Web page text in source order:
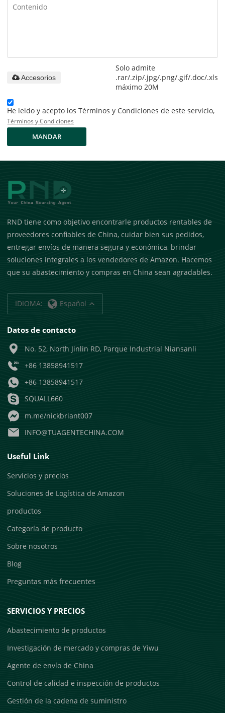
Solo admite
.rar/.zip/.jpg/.png/.gif/.doc/.xls/
máximo 20M
Accesorios
He leido y acepto los Términos y Condiciones de este servicio,
Términos y Condiciones
MANDAR
RND tiene como objetivo encontrarle productos rentables de
proveedores confiables de China, cuidar bien sus pedidos,
entregar envíos de manera segura y económica, brindar
soluciones integrales a los vendedores de Amazon. Hacemos
que su abastecimiento y compras en China sean agradables.
IDIOMA: Español
Datos de contacto
No. 52, North Jinlin RD, Parque Industrial Niansanli
+86 13858941517
+86 13858941517
SQUALL660
m.me/nickbriant007
INFO@TUAGENTECHINA.COM
Useful Link
Servicios y precios
Soluciones de Logística de Amazon
productos
Categoría de producto
Sobre nosotros
Blog
Preguntas más frecuentes
SERVICIOS Y PRECIOS
Abastecimiento de productos
Investigación de mercado y compras de Yiwu
Agente de envío de China
Control de calidad e inspección de productos
Gestión de la cadena de suministro